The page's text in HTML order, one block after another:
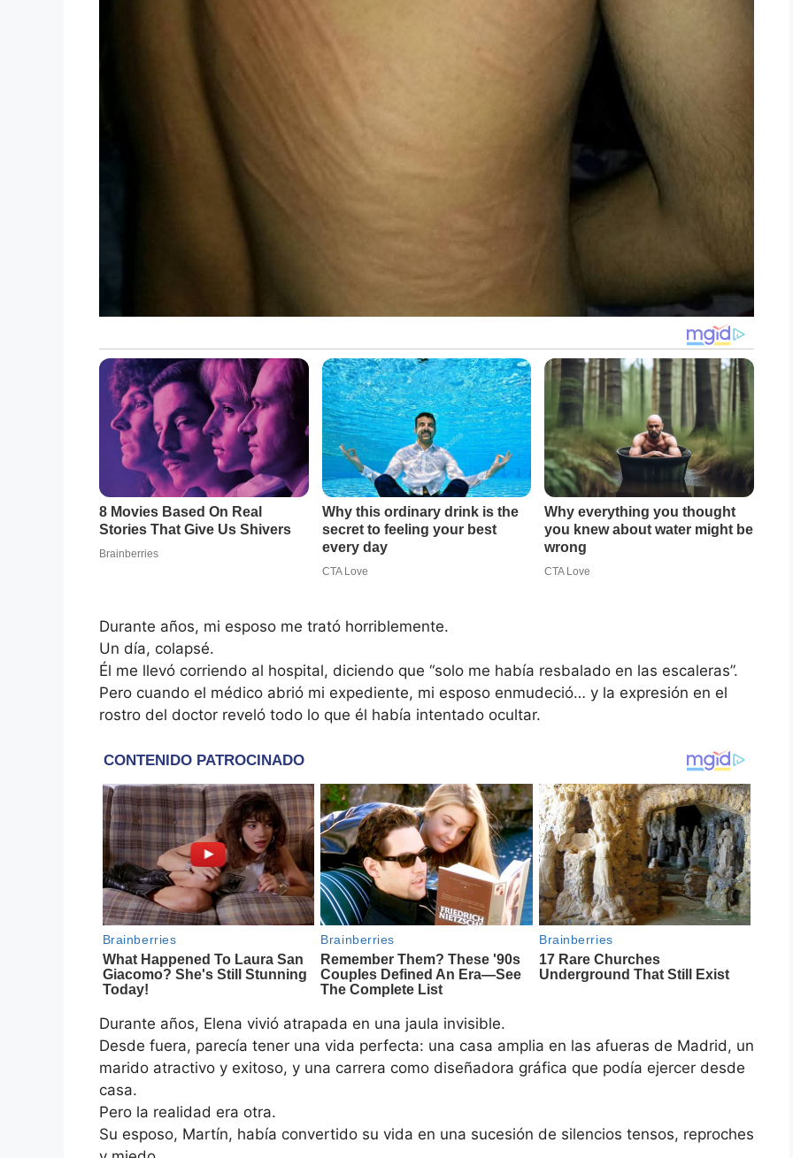
Durante años, mi esposo me trató horriblemente.
Un día, colapsé.
Él me llevó corriendo al hospital, diciendo que “solo me había resbalado en las escaleras”.
Pero cuando el médico abrió mi expediente, mi esposo enmudeció… y la expresión en el
rostro del doctor reveló todo lo que él había intentado ocultar.
Durante años, Elena vivió atrapada en una jaula invisible.
Desde fuera, parecía tener una vida perfecta: una casa amplia en las afueras de Madrid, un
marido atractivo y exitoso, y una carrera como diseñadora gráfica que podía ejercer desde
casa.
Pero la realidad era otra.
Su esposo, Martín, había convertido su vida en una sucesión de silencios tensos, reproches